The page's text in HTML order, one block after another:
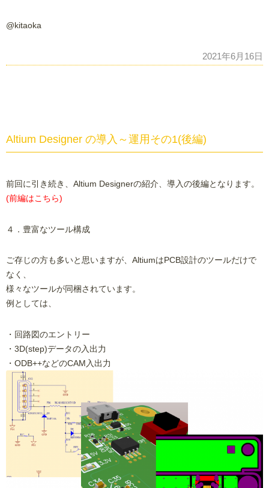
@kitaoka
2021年6月16日
Altium Designer の導入～運用その1(後編)
前回に引き続き、Altium Designerの紹介、導入の後編となります。
(前編はこちら)
４．豊富なツール構成
ご存じの方も多いと思いますが、AltiumはPCB設計のツールだけで
なく、
様々なツールが同梱されています。
例としては、
・回路図のエントリー
・3D(step)データの入出力
・ODB++などのCAM入出力